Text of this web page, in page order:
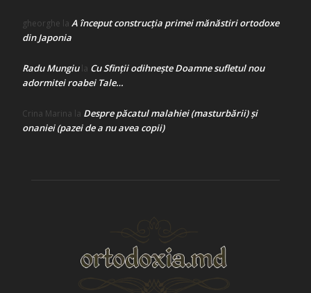
gheorghe la A început construcţia primei mănăstiri ortodoxe
din Japonia
Radu Mungiula Cu Sfinții odihnește Doamne sufletul nou
adormitei roabei Tale…
Crina Marina la Despre păcatul malahiei (masturbării) şi
onaniei (pazei de a nu avea copii)